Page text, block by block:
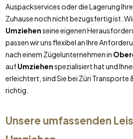
Auspackservices oder die Lagerung
Zuhause noch nicht bezugsfertig ist.
Umziehenseine eigenen
passen wir uns flexibel an Ihre
nach einem Zügelunternehmen in
aufUmziehenspezialisiert hat und
erleichtert, sind Sie bei Züri Transporte
richtig.
Unsere umfassenden